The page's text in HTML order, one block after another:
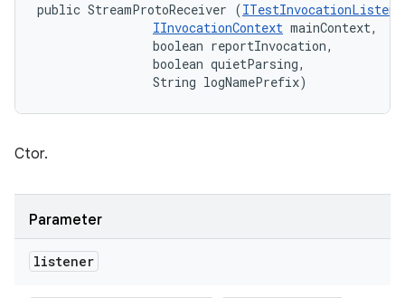
public StreamProtoReceiver (
IInvocationContext mainContext,
                boolean reportInvocation,
                boolean quietParsing,
                String logNamePrefix)
Ctor.
Parameter
listener